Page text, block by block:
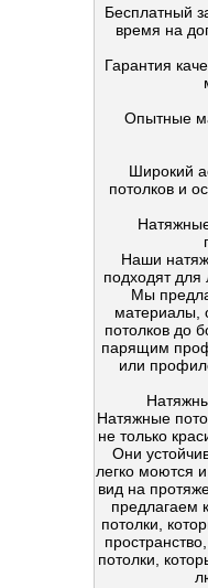
Бесплатный
время на
Гарантия
Опытные
Широкий
потолков и
Наши
подходят
Мы
материалы,
потолков до
парящим
или
Натяжные
не только
Они
легко моются
вид на
предлагаем
потолки,
потолки,